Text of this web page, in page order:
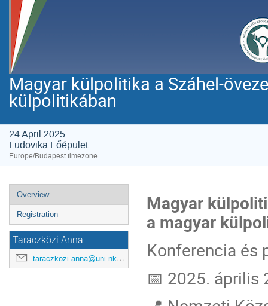
Magyar külpolitika a Száhel-
külpolitikában
24 April 2025
Ludovika Főépület
Europe/Budapest timezone
Event
menu
Overview
Registration
Taraczközi Anna
taraczkozi.anna@uni-nke.hu
Magyar
a magyar
Konferencia és
📅 2025. április